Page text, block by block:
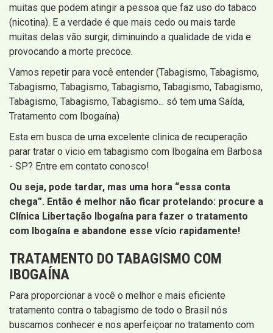
muitas que podem atingir a pessoa que faz uso do tabaco
(nicotina). E a verdade é que mais cedo ou mais tarde
muitas delas vão surgir, diminuindo a qualidade de vida e
provocando a morte precoce.
Vamos repetir para você entender (Tabagismo, Tabagismo,
Tabagismo, Tabagismo, Tabagismo, Tabagismo, Tabagismo,
Tabagismo, Tabagismo, Tabagismo... só tem uma Saída,
Tratamento com Ibogaína)
Esta em busca de uma excelente clinica de recuperação
parar tratar o vicio em tabagismo com Ibogaína em Barbosa
- SP? Entre em contato conosco!
Ou seja, pode tardar, mas uma hora “essa conta
chega”. Então é melhor não ficar protelando: procure a
Clínica Libertação Ibogaína para fazer o tratamento
com Ibogaína e abandone esse vício rapidamente!
TRATAMENTO DO TABAGISMO COM
IBOGAÍNA
Para proporcionar a você o melhor e mais eficiente
tratamento contra o tabagismo de todo o Brasil nós
buscamos conhecer e nos aperfeiçoar no tratamento com